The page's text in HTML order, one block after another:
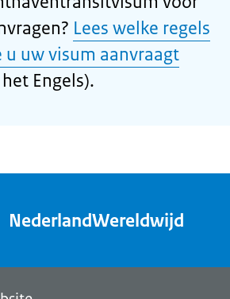
Lees welke regels
u uw visum aanvraagt
Engels).
NederlandWereldwijd